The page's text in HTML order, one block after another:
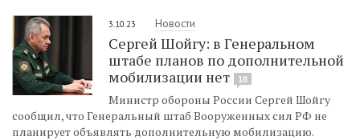
3.10.23 Новости
Сергей Шойгу: в Генеральном
штабе планов по дополнительной
мобилизации нет
18
Министр обороны России Сергей Шойгу
сообщил, что Генеральный штаб Вооруженных сил РФ не
планирует объявлять дополнительную мобилизацию.